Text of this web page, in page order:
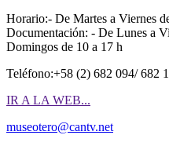
Horario:- De Martes a Viernes
Documentación: - De Lunes a
Domingos de 10 a 17 h
Teléfono:+58 (2) 682 094/ 682
IR A LA WEB...
museotero@cantv.net